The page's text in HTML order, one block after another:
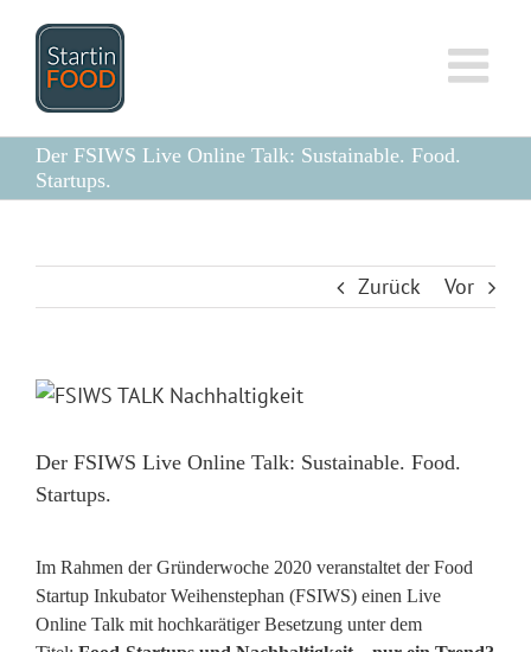
Inhalt
springen
Der FSIWS Live Online Talk: Sustainable. Food.
Startups.
Zurück Vor
Zeige
Bild
Der FSIWS Live Online Talk: Sustainable. Food.
Startups.
Im Rahmen der Gründerwoche 2020 veranstaltet der Food
Startup Inkubator Weihenstephan (FSIWS) einen Live
Online Talk mit hochkarätiger Besetzung unter dem